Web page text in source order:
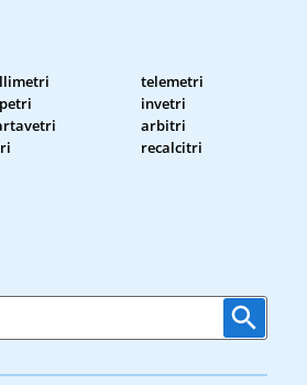
telemetri
invetri
arbitri
recalcitri